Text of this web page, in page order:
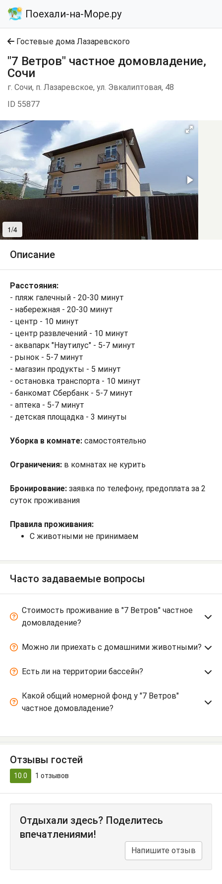
Поехали-на-Море.ру
Гостевые дома Лазаревского
"7 Ветров" частное домовладение,
Сочи
г. Сочи, п. Лазаревское, ул. Эвкалиптовая, 48
ID 55877
1/4
Описание
Расстояния:
- пляж галечный - 20-30 минут
- набережная - 20-30 минут
- центр - 10 минут
- центр развлечений - 10 минут
- аквапарк "Наутилус" - 5-7 минут
- рынок - 5-7 минут
- магазин продукты - 5 минут
- остановка транспорта - 10 минут
- банкомат Сбербанк - 5-7 минут
- аптека - 5-7 минут
- детская площадка - 3 минуты
Уборка в комнате: самостоятельно
Ограничения: в комнатах не курить
Бронирование: заявка по телефону, предоплата за 2
суток проживания
Правила проживания:
С животными не принимаем
Часто задаваемые вопросы
Стоимость проживание в "7 Ветров" частное
домовладение?
Можно ли приехать с домашними животными?
Есть ли на территории бассейн?
Какой общий номерной фонд у "7 Ветров"
частное домовладение?
Отзывы гостей
10.0 1 отзывов
Отдыхали здесь? Поделитесь
впечатлениями!
Напишите отзыв